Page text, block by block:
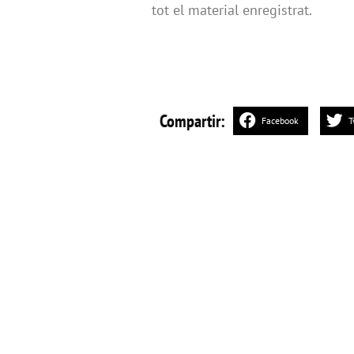
tot el material enregistrat.
Compartir: Facebook